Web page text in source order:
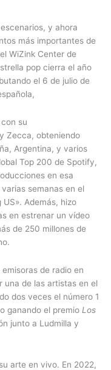
y ahora
más importantes de
WiZink Center de
pop cierra el año
el 6 de julio de
su
Zecca, obteniendo
Argentina, y varios
Top 200 de Spotify,
en esa
semanas en el
Además, hizo
en estrenar un vídeo
de 250 millones de
de radio en
una de las artistas en el
dos veces el número 1
ganando el premio Los
junto a Ludmilla y
arte en vivo. En 2022,